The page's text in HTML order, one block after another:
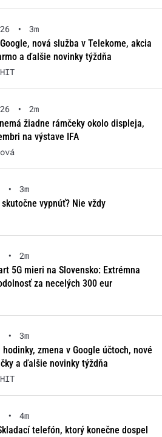
•
3m
nová služba v Telekome, akcia
a ďalšie novinky týždňa
•
2m
žiadne rámčeky okolo displeja,
na výstave IFA
•
3m
vypnúť? Nie vždy
•
2m
5G mieri na Slovensko: Extrémna
za necelých 300 eur
•
3m
zmena v Google účtoch, nové
a ďalšie novinky týždňa
•
4m
telefón, ktorý konečne dospel